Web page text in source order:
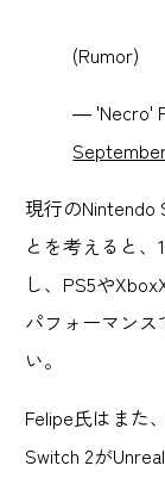
(Rumor)
— 'Necro'
現行のNintendo
とを考えると、
し、PS5や
パフォーマン
い。
Felipe氏はまた
Switch 2が